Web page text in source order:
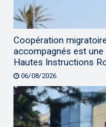
Coopération
accompagnés est
Hautes Instructions
06/08/2026